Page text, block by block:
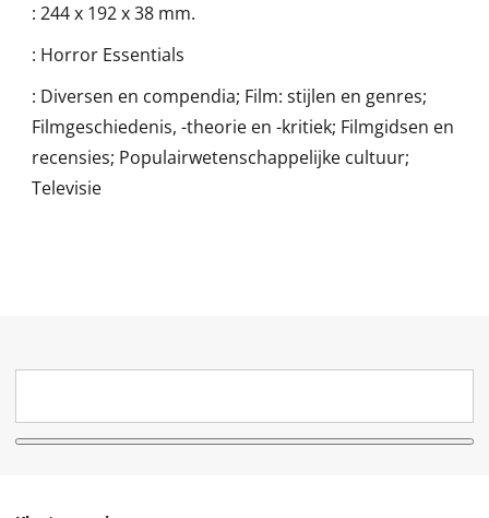
: 244 x 192 x 38 mm.
: Horror Essentials
: Diversen en compendia; Film: stijlen en genres;
Filmgeschiedenis, -theorie en -kritiek; Filmgidsen en
recensies; Populairwetenschappelijke cultuur;
Televisie